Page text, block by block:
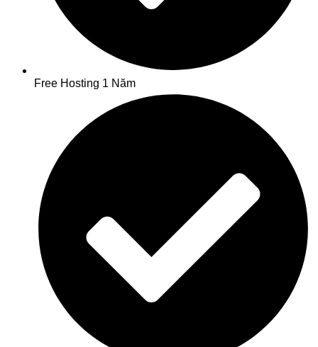
Free Hosting 1 Năm